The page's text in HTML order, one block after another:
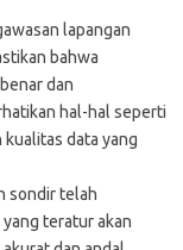
lapangan
bahwa
dan
hal-hal seperti
kualitas data yang
sondir telah
teratur akan